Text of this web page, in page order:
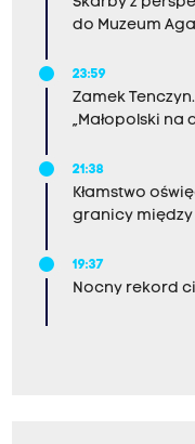
do Muzeum
23:59
Zamek
„Małopolski na
21:38
Kłamstwo
granicy
19:37
Nocny rekord